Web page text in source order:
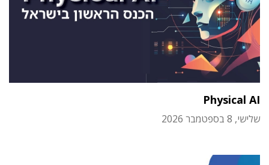
Physical AI
שלישי, 8 בספטמבר 2026